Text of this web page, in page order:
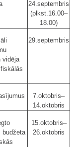
24.septembris
(plkst.16.00–
18.00)
vidēja
29.septembris
7.oktobris–
14.oktobris
budžeta
15.oktobris–
26.oktobris